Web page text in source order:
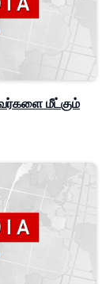
மீட்கும்